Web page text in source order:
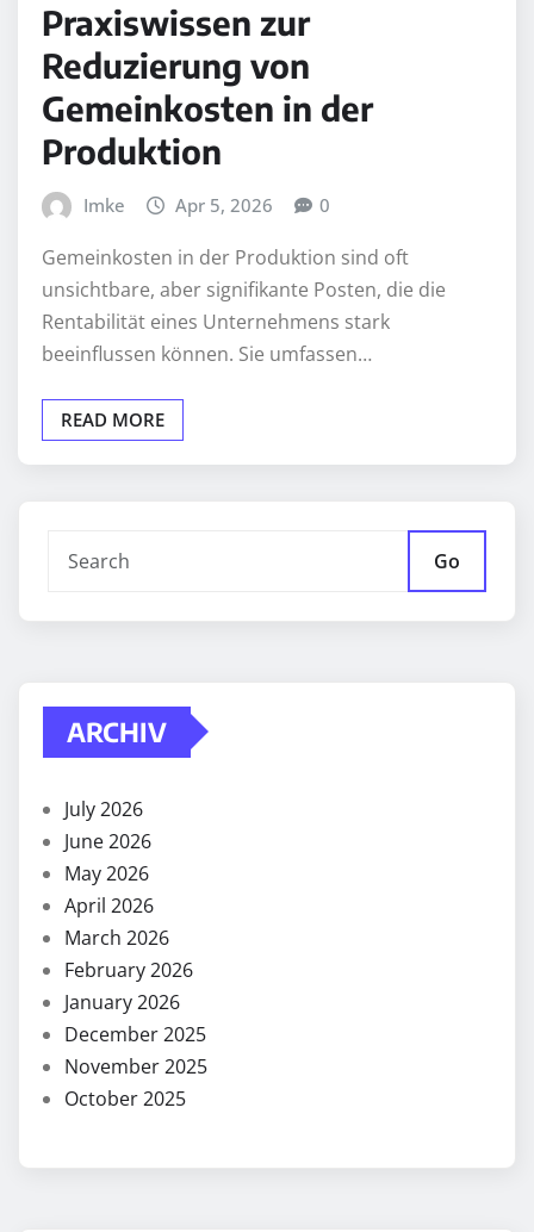
Praxiswissen zur
Reduzierung von
Gemeinkosten in der
Produktion
Imke Apr 5, 2026 0
Gemeinkosten in der Produktion sind oft
unsichtbare, aber signifikante Posten, die die
Rentabilität eines Unternehmens stark
beeinflussen können. Sie umfassen…
READ MORE
Go
ARCHIV
July 2026
June 2026
May 2026
April 2026
March 2026
February 2026
January 2026
December 2025
November 2025
October 2025